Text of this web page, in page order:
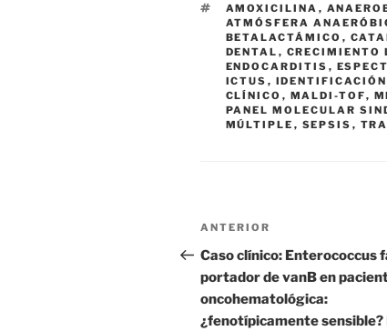
ETIQUETAS
AMOXICILINA ,
ATMÓSFERA
BETALACTÁMICO ,
DENTAL , CRECIMIENTO
ENDOCARDITIS ,
ICTUS ,
CLÍNICO , MALDI-TOF,
PANEL MOLECULAR
MÚLTIPLE , SEPSIS ,
Navegación
de
entradas
Entrada
anterior:
ANTERIOR
Caso clínico: Enterococcus
portador de vanB en
oncohematológica:
¿fenotípicamente sensible?